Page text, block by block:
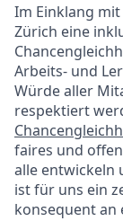
Im Einklang mit
Zürich eine
Arbeits- und
Würde aller
respektiert
faires und
alle entwickeln
ist für uns ein
konsequent an